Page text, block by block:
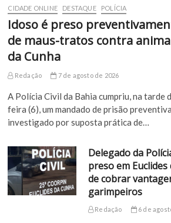
CIDADE ONLINE DESTAQUE POLÍCIA
Idoso é preso
de maus-tratos contra
da Cunha
Redação 7 de agosto de 2026
A Polícia Civil da Bahia cumpriu, na tarde
feira (6), um mandado de prisão
investigado por suposta prática de…
Delegado da
preso em
de cobrar
garimpeiros
Redação 6 de